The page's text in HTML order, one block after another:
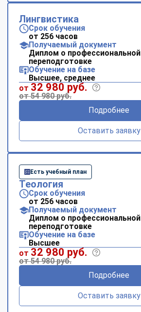
Лингвистика
Срок обучения
от 256 часов
Получаемый документ
Диплом о профессиональной
переподготовке
Обучение на базе
Высшее, среднее
от 32 980 руб.
от 54 980 руб.
Подробнее
Оставить заявку
Есть учебный план
Теология
Срок обучения
от 256 часов
Получаемый документ
Диплом о профессиональной
переподготовке
Обучение на базе
Высшее
от 32 980 руб.
от 54 980 руб.
Подробнее
Оставить заявку